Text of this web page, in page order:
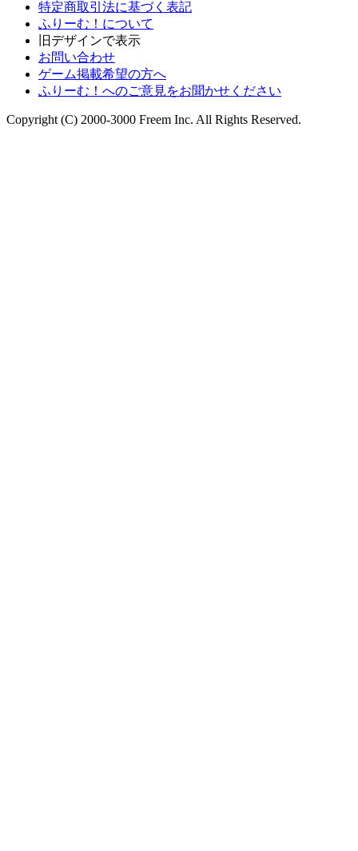
特定商取引法に基づく表記
ふりーむ！について
旧デザインで表示
お問い合わせ
ゲーム掲載希望の方へ
ふりーむ！へのご意見をお聞かせください
Copyright (C) 2000-3000 Freem Inc. All Rights Reserved.